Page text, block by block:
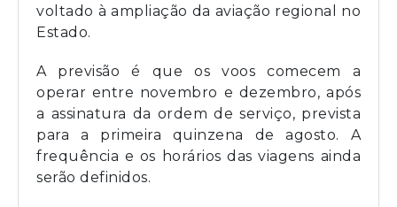
voltado à ampliação da aviação regional no
Estado.
A previsão é que os voos comecem a
operar entre novembro e dezembro, após
a assinatura da ordem de serviço, prevista
para a primeira quinzena de agosto. A
frequência e os horários das viagens ainda
serão definidos.